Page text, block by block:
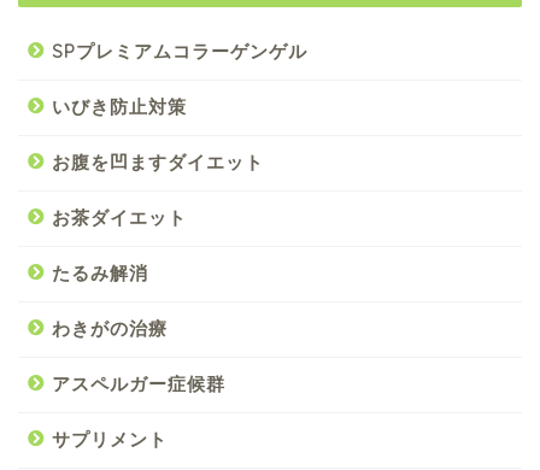
SPプレミアムコラーゲンゲル
いびき防止対策
お腹を凹ますダイエット
お茶ダイエット
たるみ解消
わきがの治療
アスペルガー症候群
サプリメント